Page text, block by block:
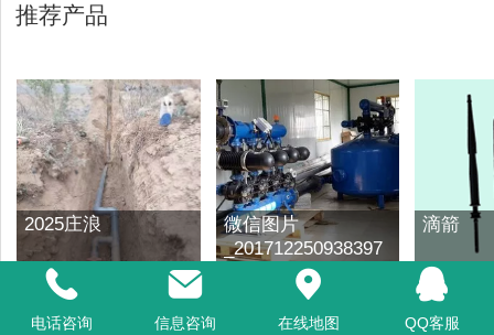
推荐产品
2025庄浪
微信图片
_201712250938397
滴箭
电话咨询 信息咨询 在线地图 QQ客服